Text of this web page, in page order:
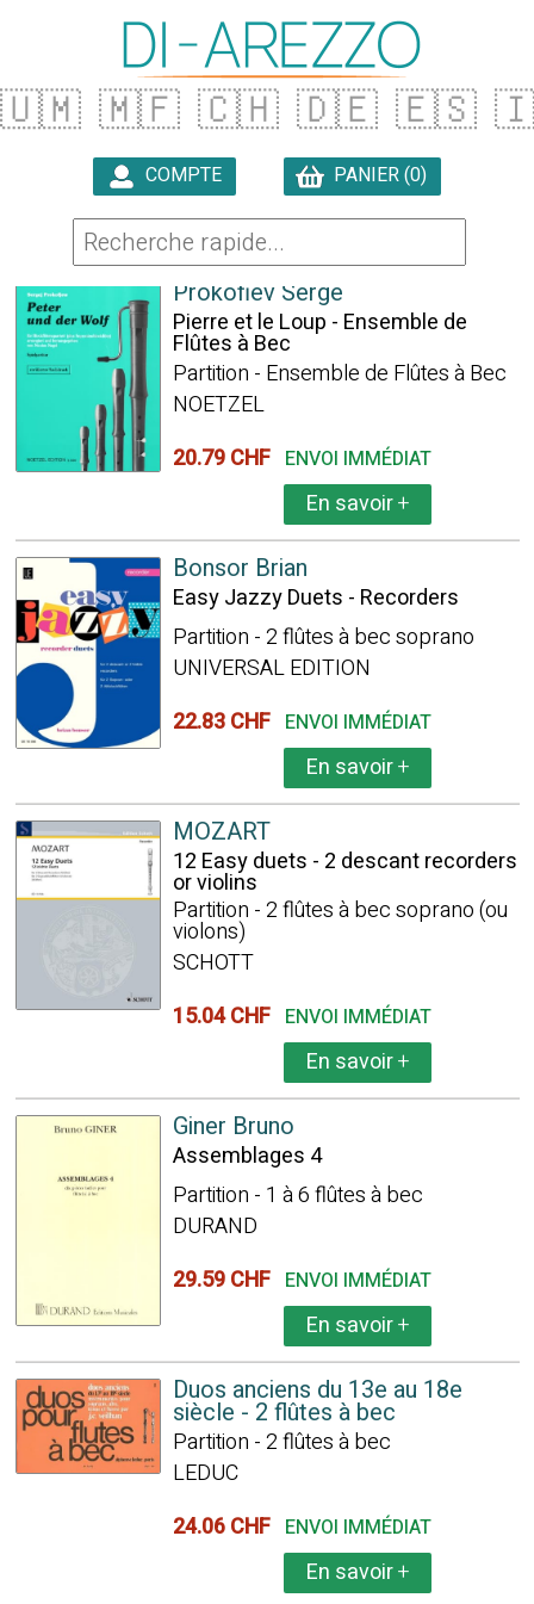
🇺🇲 🇲🇫 🇨🇭 🇩🇪 🇪🇸
COMPTE PANIER (0)
477 ARTICLES TROUVÉS
Prokofiev Serge
Pierre et le Loup - Ensemble de
Flûtes à Bec
Partition - Ensemble de Flûtes à Bec
NOETZEL
20.79 CHF ENVOI IMMÉDIAT
En savoir+
Bonsor Brian
Easy Jazzy Duets - Recorders
Partition - 2 flûtes à bec soprano
UNIVERSAL EDITION
22.83 CHF ENVOI IMMÉDIAT
En savoir+
MOZART
12 Easy duets - 2 descant recorders
or violins
Partition - 2 flûtes à bec soprano (ou
violons)
SCHOTT
15.04 CHF ENVOI IMMÉDIAT
En savoir+
Giner Bruno
Assemblages 4
Partition - 1 à 6 flûtes à bec
DURAND
29.59 CHF ENVOI IMMÉDIAT
En savoir+
Duos anciens du 13e au 18e
siècle - 2 flûtes à bec
Partition - 2 flûtes à bec
LEDUC
24.06 CHF ENVOI IMMÉDIAT
En savoir+